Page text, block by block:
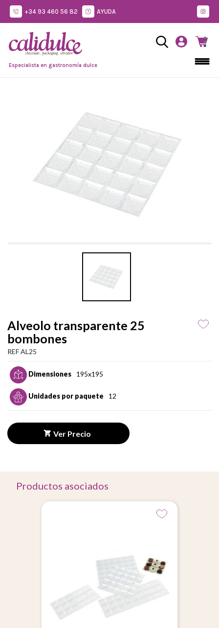
+34 93 460 56 82 AYUDA
Especialista en gastronomía dulce
Alveolo transparente 25
bombones
REF AL25
Dimensiones 195x195
Unidades por paquete 12
Ver Precio
Productos asociados